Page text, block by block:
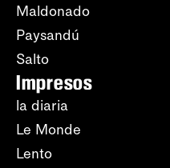
Maldonado
Paysandú
Salto
Impresos
la diaria
Le Monde
Lento